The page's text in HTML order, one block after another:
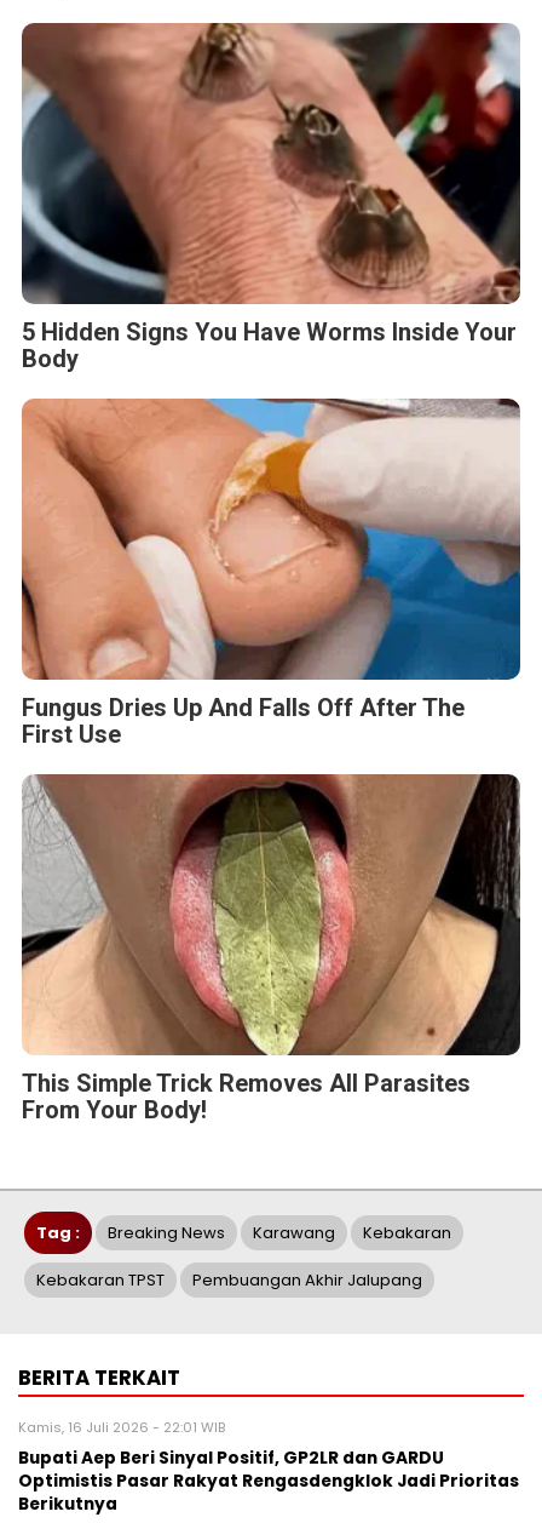
5 Hidden Signs You Have Worms Inside Your
Body
Fungus Dries Up And Falls Off After The
First Use
This Simple Trick Removes All Parasites
From Your Body!
Tag : Breaking News Karawang Kebakaran
Kebakaran TPST Pembuangan Akhir Jalupang
BERITA TERKAIT
Kamis, 16 Juli 2026 - 22:01 WIB
Bupati Aep Beri Sinyal Positif, GP2LR dan GARDU
Optimistis Pasar Rakyat Rengasdengklok Jadi Prioritas
Berikutnya